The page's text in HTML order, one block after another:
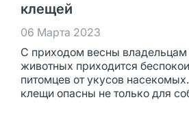
клещей
06 Марта 2023
С приходом весны
животных приходится
питомцев от укусов
клещи опасны не только для